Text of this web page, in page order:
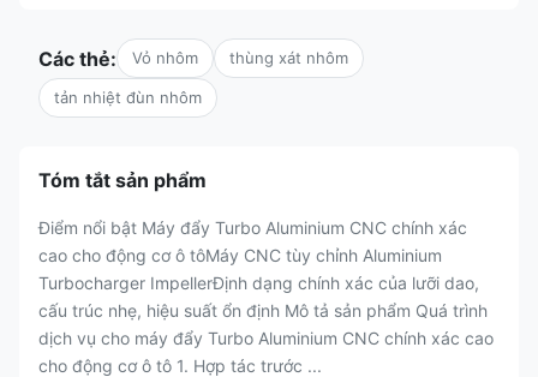
Các thẻ: Vỏ nhôm thùng xát nhôm
tản nhiệt đùn nhôm
Tóm tắt sản phẩm
Điểm nổi bật Máy đẩy Turbo Aluminium CNC chính xác
cao cho động cơ ô tôMáy CNC tùy chỉnh Aluminium
Turbocharger ImpellerĐịnh dạng chính xác của lưỡi dao,
cấu trúc nhẹ, hiệu suất ổn định Mô tả sản phẩm Quá trình
dịch vụ cho máy đẩy Turbo Aluminium CNC chính xác cao
cho động cơ ô tô 1. Hợp tác trước ...